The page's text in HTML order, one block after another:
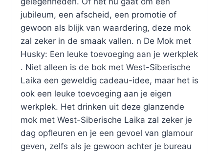
jubileum, een afscheid, een promotie of
gewoon als blijk van waardering, deze mok
zal zeker in de smaak vallen. n De Mok met
Husky: Een leuke toevoeging aan je werkplek
. Niet alleen is de bok met West-Siberische
Laika een geweldig cadeau-idee, maar het is
ook een leuke toevoeging aan je eigen
werkplek. Het drinken uit deze glanzende
mok met West-Siberische Laika zal zeker je
dag opfleuren en je een gevoel van glamour
geven, zelfs als je gewoon achter je bureau